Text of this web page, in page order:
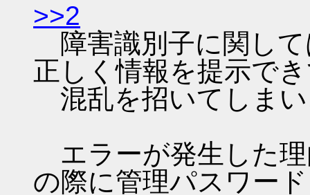
>>2
障害識別子に関し
正しく情報を提示で
混乱を招いてしま
エラーが発生した
の際に管理パスワー